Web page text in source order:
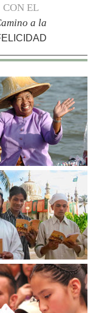
CON EL
a la